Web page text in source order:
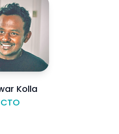
Kolla
CTO